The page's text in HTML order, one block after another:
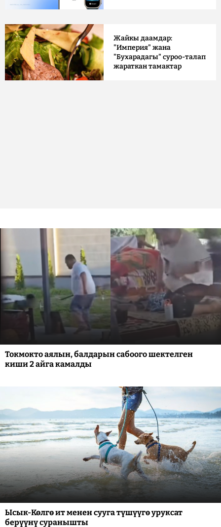
Жайкы даамдар:
"Империя" жана
"Бухарадагы" суроо-талап
жараткан тамактар
Токмокто аялын, балдарын сабоого шектелген
киши 2 айга камалды
Ысык-Көлгө ит менен сууга түшүүгө уруксат
берүүнү суранышты